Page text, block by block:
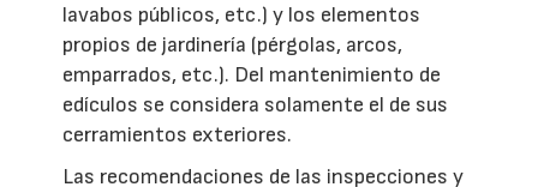
lavabos públicos, etc.) y los elementos
propios de jardinería (pérgolas, arcos,
emparrados, etc.). Del mantenimiento de
edículos se considera solamente el de sus
cerramientos exteriores.
Las recomendaciones de las inspecciones y